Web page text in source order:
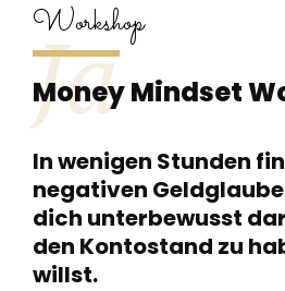
Ja
Workshop
Money Mindset
In wenigen Stunden
negativen
dich unterbewusst
den Kontostand zu
willst.